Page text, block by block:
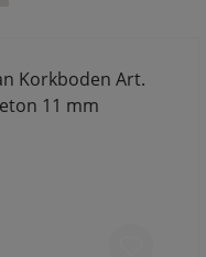
Seite Seite Seite